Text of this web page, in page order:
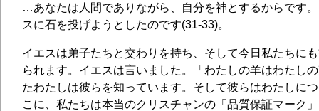
…あなたは人間でありながら、自分を神とするからです
スに石を投げようとしたのです(31-33)。
イエスは弟子たちと交わりを持ち、そして今日私たちに
られます。イエスは言いました。「わたしの羊はわたし
たわたしは彼らを知っています。そして彼らはわたしに
こに、私たちは本当のクリスチャンの「品質保証マーク